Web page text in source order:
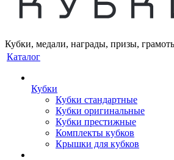
Кубки, медали, награды, призы,
Каталог
Кубки
Кубки стандартные
Кубки оригинальные
Кубки престижные
Комплекты кубков
Крышки для кубков